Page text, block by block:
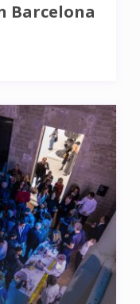
Barcelona